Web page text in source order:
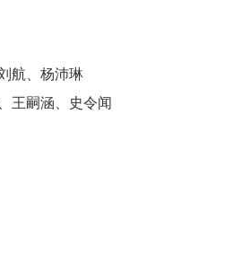
航、杨沛琳
王嗣涵、史令闻